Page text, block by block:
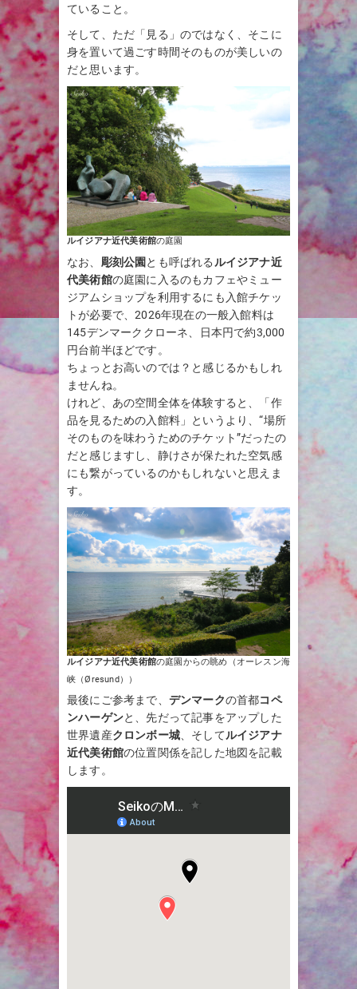
ていること。
そして、ただ「見る」のではなく、そこに
身を置いて過ごす時間そのものが美しいの
だと思います。
ルイジアナ近代美術館の庭園
なお、 彫刻公園とも呼ばれる ルイジアナ近
代美術館の庭園に入るのもカフェやミュー
ジアムショップを利用するにも入館チケッ
トが必要で、2026年現在の一般入館料は
145デンマーククローネ、日本円で約3,000
円台前半ほどです。
ちょっとお高いのでは？と感じるかもしれ
ませんね。
けれど、あの空間全体を体験すると、「作
品を見るための入館料」というより、“場所
そのものを味わうためのチケット”だったの
だと感じますし、静けさが保たれた空気感
にも繋がっているのかもしれないと思えま
す。
ルイジアナ近代美術館の庭園からの眺め（オーレスン海
峡（Øresund））
最後にご参考まで、 デンマークの首都コペ
ンハーゲンと、先だって記事をアップした
世界遺産クロンボー城、そしてルイジアナ
近代美術館の位置関係を記した地図を記載
します。